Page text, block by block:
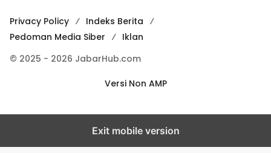
Privacy Policy
Indeks Berita
Pedoman Media Siber
Iklan
© 2025 - 2026 JabarHub.com
Versi Non AMP
Exit mobile version